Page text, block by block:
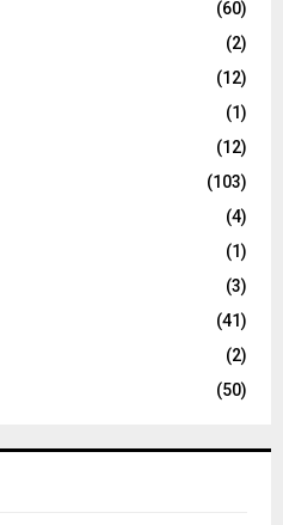
(60)
(2)
(12)
(1)
(12)
(103)
(4)
(1)
(3)
(41)
(2)
(50)